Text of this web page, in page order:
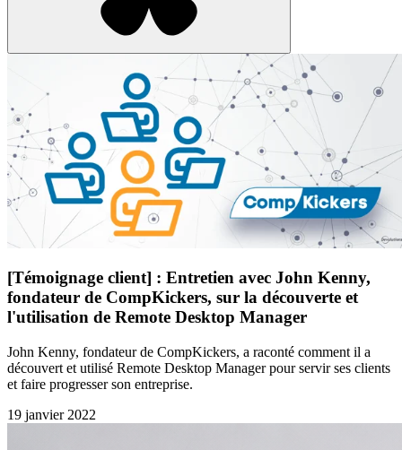
[Témoignage client] : Entretien avec John Kenny,
fondateur de CompKickers, sur la découverte et
l'utilisation de Remote Desktop Manager
John Kenny, fondateur de CompKickers, a raconté comment il a
découvert et utilisé Remote Desktop Manager pour servir ses clients
et faire progresser son entreprise.
19 janvier 2022